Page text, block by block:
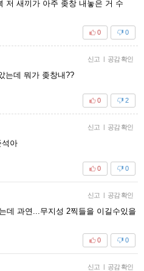
저 새끼가 아주 좆창 내놓은 거 수
0
0
신고 | 공감 확인
는데 뭐가 좆창내??
2
0
신고 | 공감 확인
석아
0
0
신고 | 공감 확인
데 과연...무지성 2찍들을 이길수있을
0
0
신고 | 공감 확인